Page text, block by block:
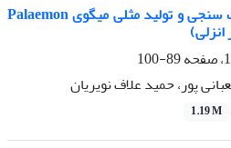
بررسی برخی خصوصیات زیست سنجی و تولید مثلی میگوی Palaemon
89-100
پور، حمید علاف نویریان
1.19 M